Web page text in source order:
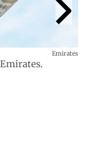
Emirates